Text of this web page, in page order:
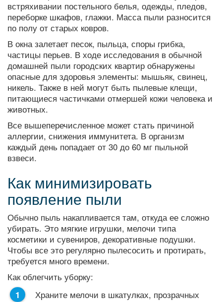
встряхивании постельного белья, одежды, пледов,
переборке шкафов, глажки. Масса пыли разносится
по полу от старых ковров.
В окна залетает песок, пыльца, споры грибка,
частицы перьев. В ходе исследования в обычной
домашней пыли городских квартир обнаружены
опасные для здоровья элементы: мышьяк, свинец,
никель. Также в ней могут быть пылевые клещи,
питающиеся частичками отмершей кожи человека и
животных.
Все вышеперечисленное может стать причиной
аллергии, снижения иммунитета. В организм
каждый день попадает от 30 до 60 мг пыльной
взвеси.
Как минимизировать
появление пыли
Обычно пыль накапливается там, откуда ее сложно
убирать. Это мягкие игрушки, мелочи типа
косметики и сувениров, декоративные подушки.
Чтобы все это регулярно пылесосить и протирать,
требуется много времени.
Как облегчить уборку:
Храните мелочи в шкатулках, прозрачных